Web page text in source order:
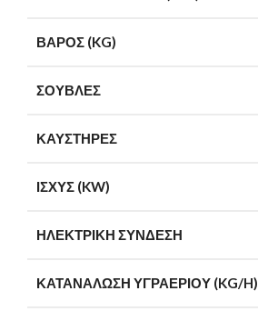
ΒΆΡΟΣ (KG)
ΣΟΎΒΛΕΣ
ΚΑΥΣΤΉΡΕΣ
ΙΣΧΎΣ (KW)
ΗΛΕΚΤΡΙΚΉ ΣΎΝΔΕΣΗ
ΚΑΤΑΝΆΛΩΣΗ ΥΓΡΑΕΡΊΟΥ (KG/H)